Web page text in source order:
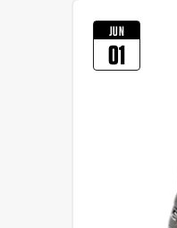
JUN
01